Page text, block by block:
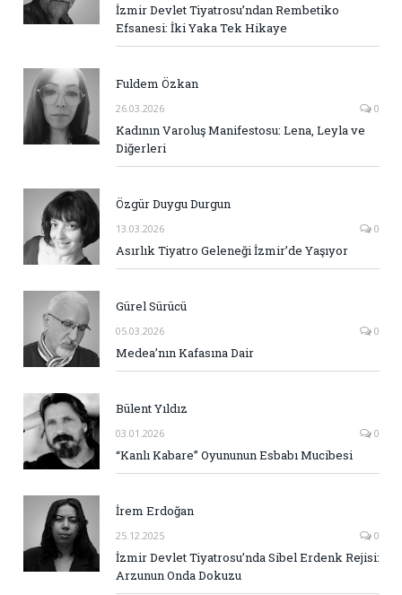
İzmir Devlet Tiyatrosu’ndan Rembetiko
Efsanesi: İki Yaka Tek Hikaye
Fuldem Özkan
26.03.2026 0
Kadının Varoluş Manifestosu: Lena, Leyla ve
Diğerleri
Özgür Duygu Durgun
13.03.2026 0
Asırlık Tiyatro Geleneği İzmir’de Yaşıyor
Gürel Sürücü
05.03.2026 0
Medea’nın Kafasına Dair
Bülent Yıldız
03.01.2026 0
“Kanlı Kabare” Oyununun Esbabı Mucibesi
İrem Erdoğan
25.12.2025 0
İzmir Devlet Tiyatrosu’nda Sibel Erdenk Rejisi:
Arzunun Onda Dokuzu